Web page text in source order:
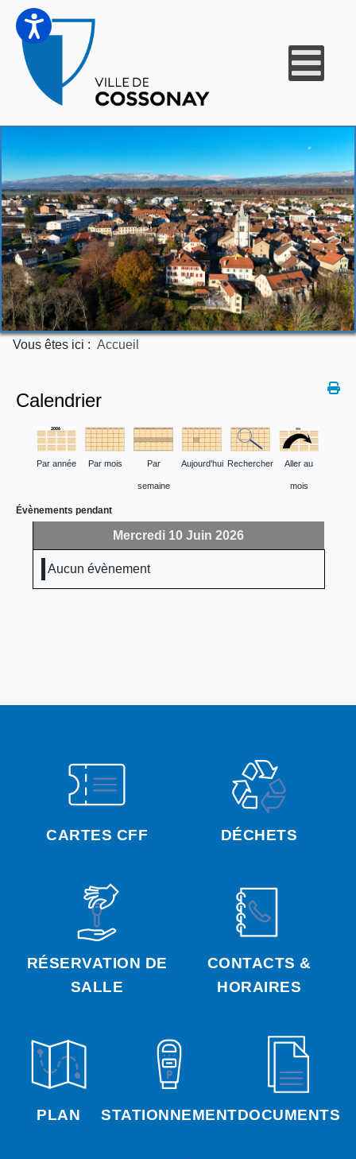
Vous êtes ici : Accueil
CARTES CFF DÉCHETS
RÉSERVATION DE
SALLE
CONTACTS &
HORAIRES
PLAN STATIONNEMENTDOCUMENTS
Calendrier
Par année Par mois Par
semaine
Aujourd'hui Rechercher Aller au
mois
Évènements pendant
Mercredi 10 Juin 2026
Aucun évènement